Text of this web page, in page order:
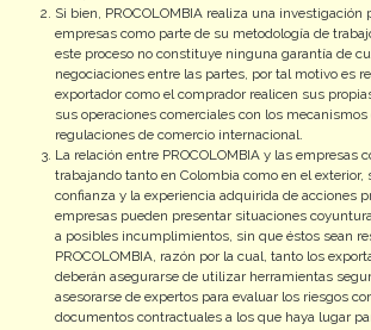
este proceso no constituye ninguna garantía de
negociaciones entre las partes, por tal motivo es
exportador como el comprador realicen sus propias
sus operaciones comerciales con los mecanismos
regulaciones de comercio internacional.
La relación entre PROCOLOMBIA y las empresas con las
trabajando tanto en Colombia como en el exterior, se
confianza y la experiencia adquirida de acciones previas,
empresas pueden presentar situaciones coyunturales que
a posibles incumplimientos, sin que éstos sean
PROCOLOMBIA, razón por la cual, tanto los exportadores
deberán asegurarse de utilizar herramientas seguras de
asesorarse de expertos para evaluar los riesgos
documentos contractuales a los que haya lugar para
negociaciones.
ProColombia en ningún caso será responsable de la
empresas y/o productos disponible en esta plataforma
por cada una de ellas.